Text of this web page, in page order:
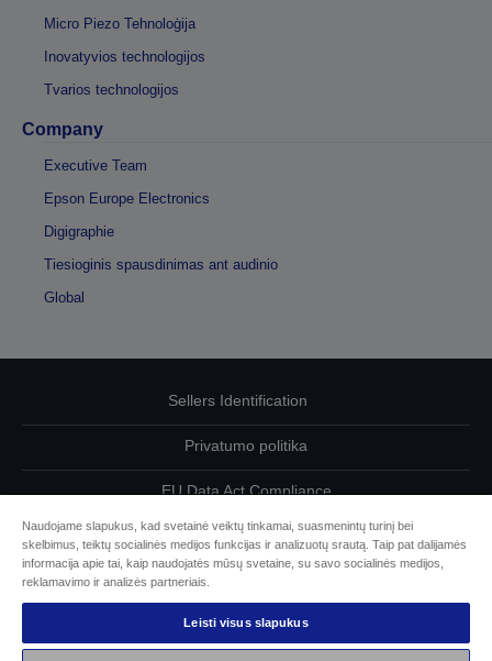
Micro Piezo Tehnoloģija
Inovatyvios technologijos
Tvarios technologijos
Company
Executive Team
Epson Europe Electronics
Digigraphie
Tiesioginis spausdinimas ant audinio
Global
Sellers Identification
Privatumo politika
EU Data Act Compliance
Susisiekite su mumis dėl savo duomenų
Cookie Information
„Epson“ įsipareigojimas dėl prieinamumo
Naudojame slapukus, kad svetainė veiktų tinkamai, suasmenintų turinį bei
skelbimus, teiktų socialinės medijos funkcijas ir analizuotų srautą. Taip pat dalijamės
informacija apie tai, kaip naudojatės mūsų svetaine, su savo socialinės medijos,
reklamavimo ir analizės partneriais.
Leisti visus slapukus